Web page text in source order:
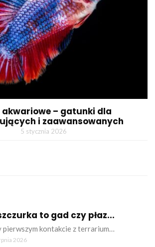
akwariowe – gatunki dla
i zaawansowanych
5 stycznia 2026
to gad czy płaz...
pierwszym kontakcie z terrarium…
2026